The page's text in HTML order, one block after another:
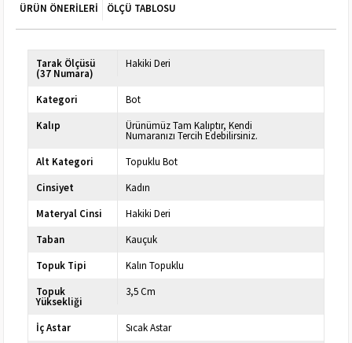
ÜRÜN ÖNERILERI
ÖLÇÜ TABLOSU
Tarak Ölçüsü
(37 Numara)
Hakiki Deri
Kategori
Bot
Kalıp
Ürünümüz Tam Kalıptır, Kendi
Numaranızı Tercih Edebilirsiniz.
Alt Kategori
Topuklu Bot
Cinsiyet
Kadın
Materyal Cinsi
Hakiki Deri
Taban
Kauçuk
Topuk Tipi
Kalın Topuklu
Topuk
Yüksekliği
3,5 Cm
İç Astar
Sıcak Astar